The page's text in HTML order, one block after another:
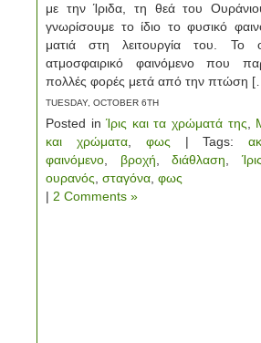
με την Ίριδα, τη θεά του
γνωρίσουμε το ίδιο το φυσικό
ματιά στη λειτουργία του. Το
ατμοσφαιρικό φαινόμενο που
πολλές φορές μετά από την πτώση
TUESDAY, OCTOBER 6TH
Posted inΊρις και τα χρώματά της
και χρώματα, φως | Tags:
φαινόμενο
βροχή ,διάθλαση ,Ίρις
ουρανός σταγόνα φως
| 2 Comments »